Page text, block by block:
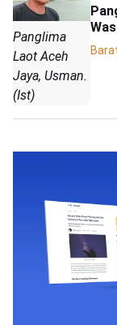
Panglima
Laot Aceh
Jaya, Usman.
(Ist)